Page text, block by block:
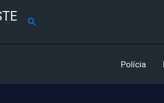
Pesquisar
Polícia